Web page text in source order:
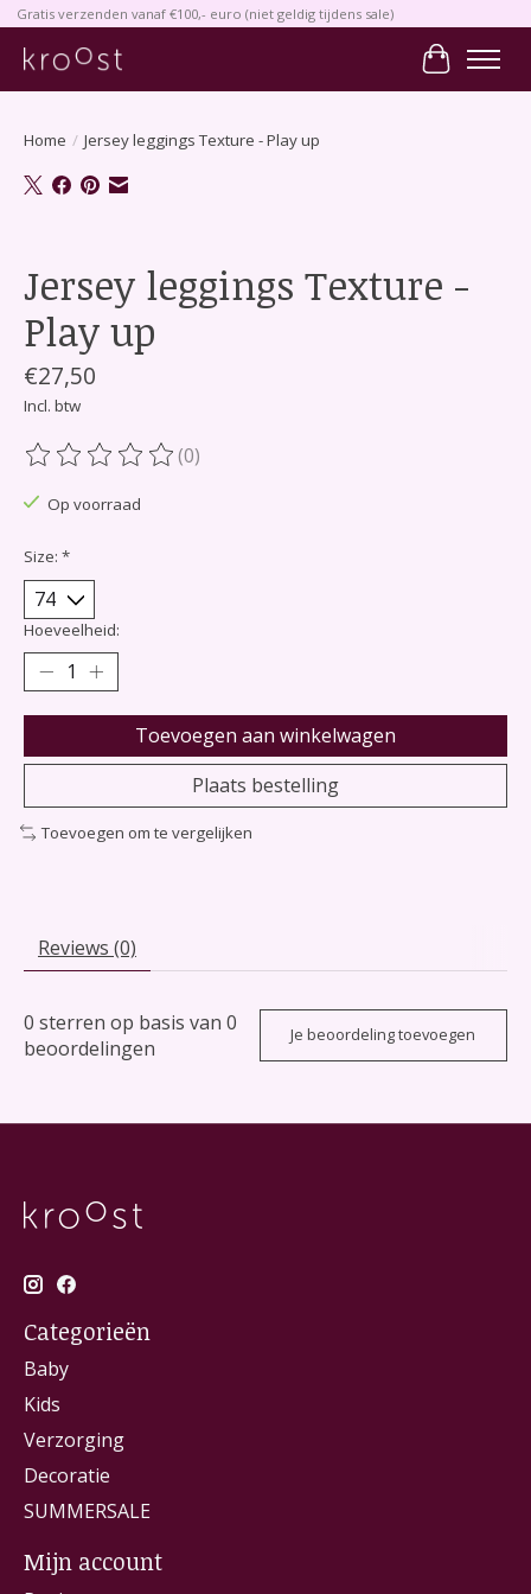
Gratis verzenden vanaf €100,- euro (niet geldig tijdens sale)
Home / Jersey leggings Texture - Play up
Jersey leggings Texture -
Play up
€27,50
Incl. btw
De beoordeling van dit product is
(0)
Op voorraad
Size: *
Hoeveelheid:
Toevoegen aan winkelwagen
Plaats bestelling
Toevoegen om te vergelijken
Reviews (0)
0 sterren op basis van 0
beoordelingen
Je beoordeling toevoegen
Categorieën
Baby
Kids
Verzorging
Decoratie
SUMMERSALE
Mijn account